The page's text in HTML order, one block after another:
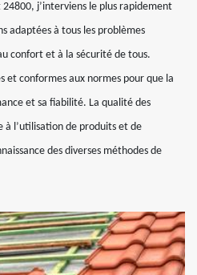
j’interviens le plus rapidement
adaptées à tous les problèmes
confort et à la sécurité de tous.
et conformes aux normes pour que la
et sa fiabilité. La qualité des
à l’utilisation de produits et de
des diverses méthodes de